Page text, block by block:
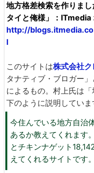
地方格差検索を作りま
タイと俺様」：ITmedia
http://
l
このサイトは株式会社
タナティブ・ブロガー
によるもの。村上氏は
下のように説明していま
今住んでいる地方自治
あるか教えてくれます
とチキンナゲット
えてくれるサイトです。